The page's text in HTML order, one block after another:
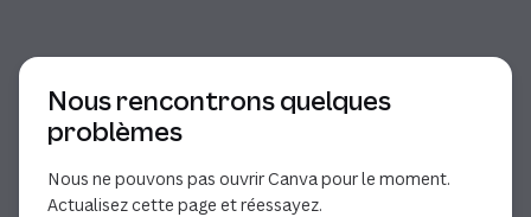
Nous rencontrons quelques
problèmes
Nous ne pouvons pas ouvrir Canva pour le moment.
Actualisez cette page et réessayez.